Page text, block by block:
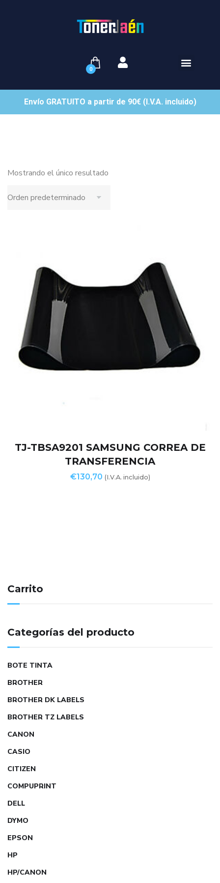
0
Envío GRATUITO a partir de 90€ (I.V.A. incluido)
Mostrando el único resultado
TJ-TBSA9201 SAMSUNG CORREA DE
TRANSFERENCIA
€130,70 (I.V.A. incluido)
Carrito
Categorías del producto
BOTE TINTA
BROTHER
BROTHER DK LABELS
BROTHER TZ LABELS
CANON
CASIO
CITIZEN
COMPUPRINT
DELL
DYMO
EPSON
HP
HP/CANON